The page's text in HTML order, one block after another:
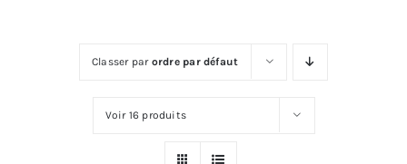
Classer par ordre par défaut
Voir 16 produits